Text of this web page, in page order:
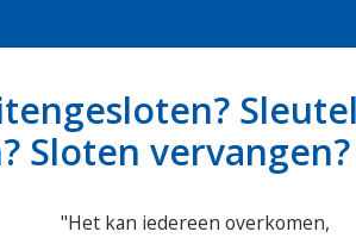
Sloten vervangen?
"Het kan iedereen overkomen,